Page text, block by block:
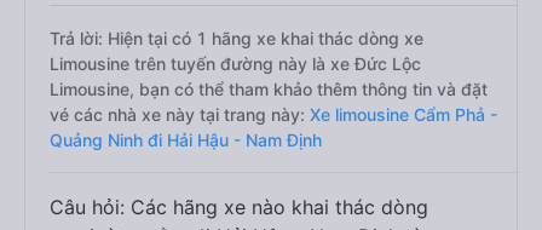
Trả lời: Hiện tại có 1 hãng xe khai thác dòng xe
Limousine trên tuyến đường này là xe Đức Lộc
Limousine, bạn có thể tham khảo thêm thông tin và đặt
vé các nhà xe này tại trang này: Xe limousine Cẩm Phả -
Quảng Ninh đi Hải Hậu - Nam Định
Câu hỏi: Các hãng xe nào khai thác dòng